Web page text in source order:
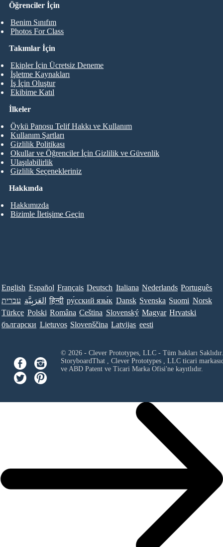
Öğrenciler İçin
Benim Sınıfım
Photos For Class
Takımlar İçin
Ekipler İçin Ücretsiz Deneme
İşletme Kaynakları
İş İçin Oluştur
Ekibime Katıl
Hakkında
Hakkımızda
Bizimle İletişime Geçin
İlkeler
Öykü Panosu Telif Hakkı ve Kullanım
Kullanım Şartları
Gizlilik Politikası
Okullar ve Öğrenciler İçin Gizlilik ve Güvenlik
Ulaşılabilirlik
Gizlilik Seçenekleriniz
English Español Français Deutsch Italiana Nederlands Português
עברית العَرَبِيَّة हिन्दी ру́сский язы́к Dansk Svenska Suomi Norsk
Türkçe Polski Româna Ceština Slovenský Magyar Hrvatski
български Lietuvos Slovenščina Latvijas eesti
© 2026 - Clever Prototypes, LLC - Tüm hakları Saklıdır.
StoryboardThat , Clever Prototypes , LLCticari
ve ABD Patent ve Ticari Marka Ofisi'ne kayıtlıdır.